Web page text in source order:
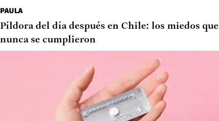
PAULA
Píldora del día después en Chile: los miedos que
nunca se cumplieron